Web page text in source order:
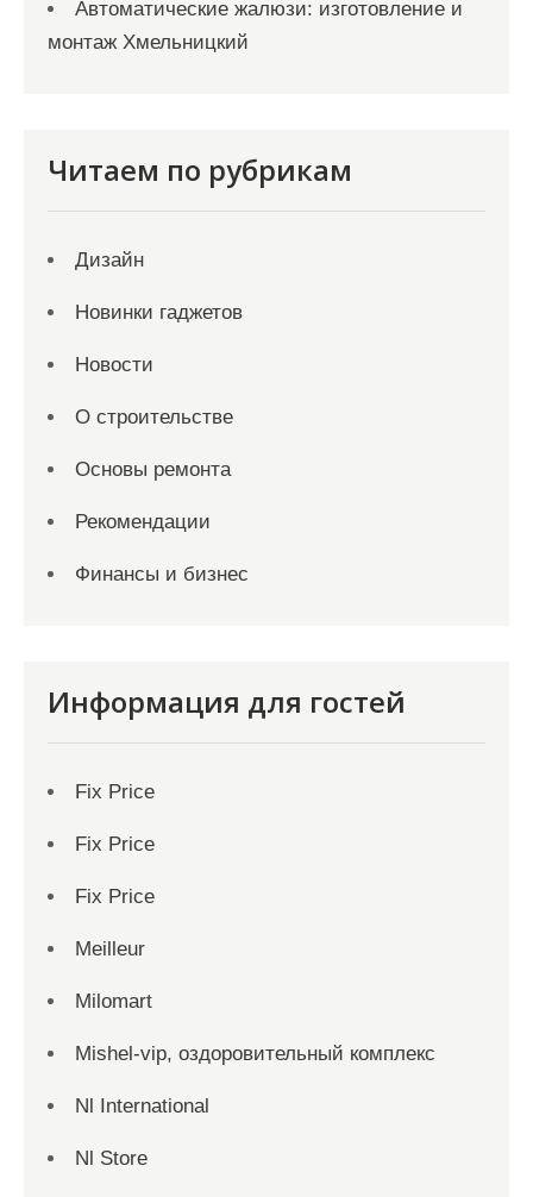
Автоматические жалюзи: изготовление и
монтаж Хмельницкий
Читаем по рубрикам
Дизайн
Новинки гаджетов
Новости
О строительстве
Основы ремонта
Рекомендации
Финансы и бизнес
Информация для гостей
Fix Price
Fix Price
Fix Price
Meilleur
Milomart
Mishel-vip, оздоровительный комплекс
Nl International
Nl Store